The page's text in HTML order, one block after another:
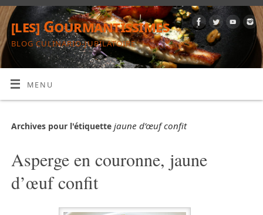
[les] Gourmantissimes
BLOG CULINARIO-JUBILATOIRE
MENU
Archives pour l'étiquette jaune d’œuf confit
Asperge en couronne, jaune
d’œuf confit